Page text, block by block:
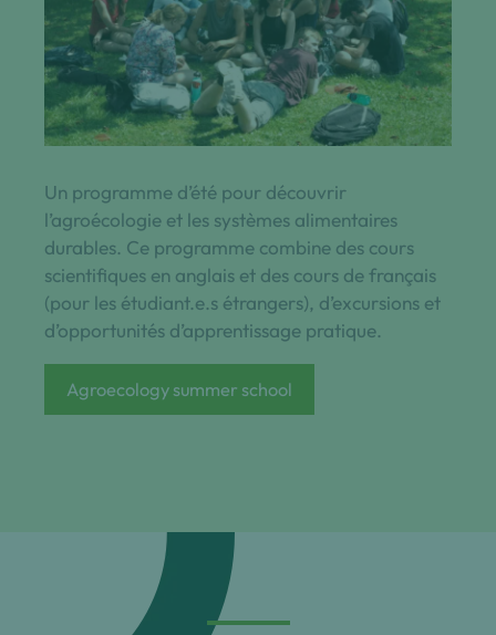
Un programme d’été pour découvrir
l’agroécologie et les systèmes alimentaires
durables. Ce programme combine des cours
scientifiques en anglais et des cours de français
(pour les étudiant.e.s étrangers), d’excursions et
d’opportunités d’apprentissage pratique.
Agroecology summer school